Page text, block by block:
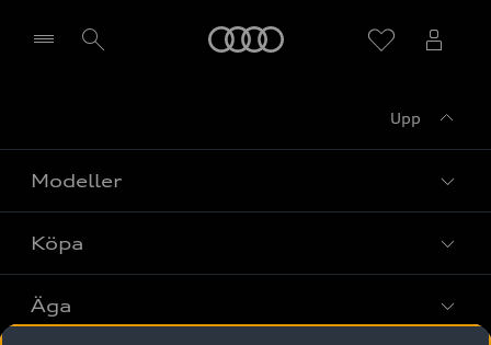
Upp
Modeller
Alla modeller
Elbilar
Köpa
Privaterbjudanden
Äga